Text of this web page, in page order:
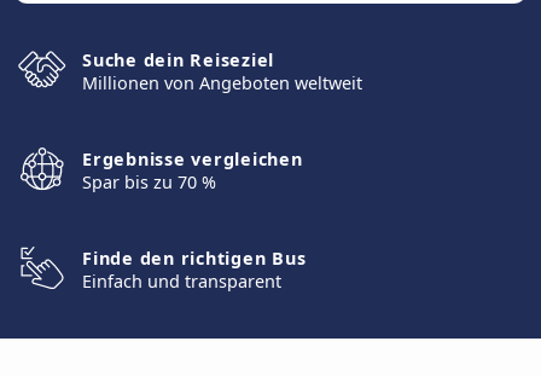
Suche dein Reiseziel
Millionen von Angeboten weltweit
Ergebnisse vergleichen
Spar bis zu 70 %
Finde den richtigen Bus
Einfach und transparent